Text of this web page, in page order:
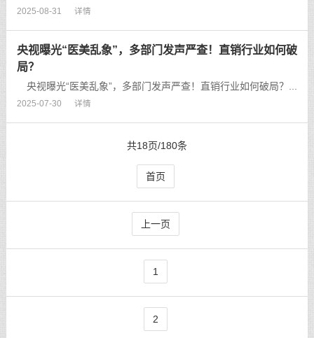
终以“发现中国好公司，聚焦优秀投资人”为初心，成为资本市场
2025-08-31 详情
央视曝光“医美乱象”，多部门发声严查！直销行业如何破
局？
央视曝光“医美乱象”，多部门发声严查！直销行业如何破局？...
2025-07-30 详情
共18页/180条
首页
上一页
1
2